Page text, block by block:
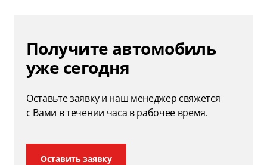
Получите автомобиль
уже сегодня
Оставьте заявку и наш менеджер свяжется
с Вами в течении часа в рабочее время.
Оставить заявку